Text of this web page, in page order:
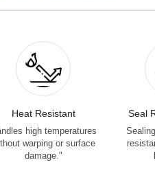
Heat Resistant
high temperatures
warping or surface
damage."
Seal